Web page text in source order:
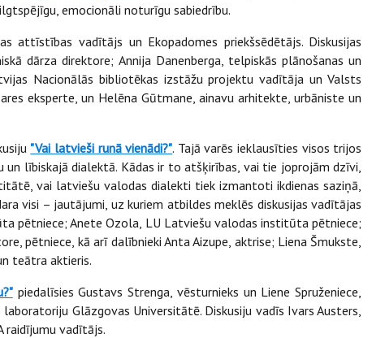
emocionāli noturīgu sabiedrību.
attīstības vadītājs un Ekopadomes priekšsēdētājs. Diskusijas
dārza direktore; Annija Danenberga, telpiskās plānošanas un
Nacionālās bibliotēkas izstāžu projektu vadītāja un Valsts
eksperte, un Helēna Gūtmane, ainavu arhitekte, urbāniste un
"Vai latvieši runā vienādi?". Tajā varēs ieklausīties visos trijos
lībiskajā dialektā. Kādas ir to atšķirības, vai tie joprojām dzīvi,
vai latviešu valodas dialekti tiek izmantoti ikdienas saziņā,
visi – jautājumi, uz kuriem atbildes meklēs diskusijas vadītājas
pētniece; Anete Ozola, LU Latviešu valodas institūta pētniece;
pētniece, kā arī dalībnieki Anta Aizupe, aktrise; Liena Šmukste,
teātra aktieris.
piedalīsies Gustavs Strenga, vēsturnieks un Liene Spruženiece,
Glāzgovas Universitātē. Diskusiju vadīs Ivars Austers,
raidījumu vadītājs.